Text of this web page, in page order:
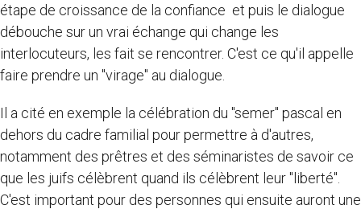
étape de croissance de la confiance et puis le dialogue
débouche sur un vrai échange qui change les
interlocuteurs, les fait se rencontrer. C'est ce qu'il appelle
faire prendre un "virage" au dialogue.
Il a cité en exemple la célébration du "semer" pascal en
dehors du cadre familial pour permettre à d'autres,
notamment des prêtres et des séminaristes de savoir ce
que les juifs célèbrent quand ils célèbrent leur "liberté".
C'est important pour des personnes qui ensuite auront une